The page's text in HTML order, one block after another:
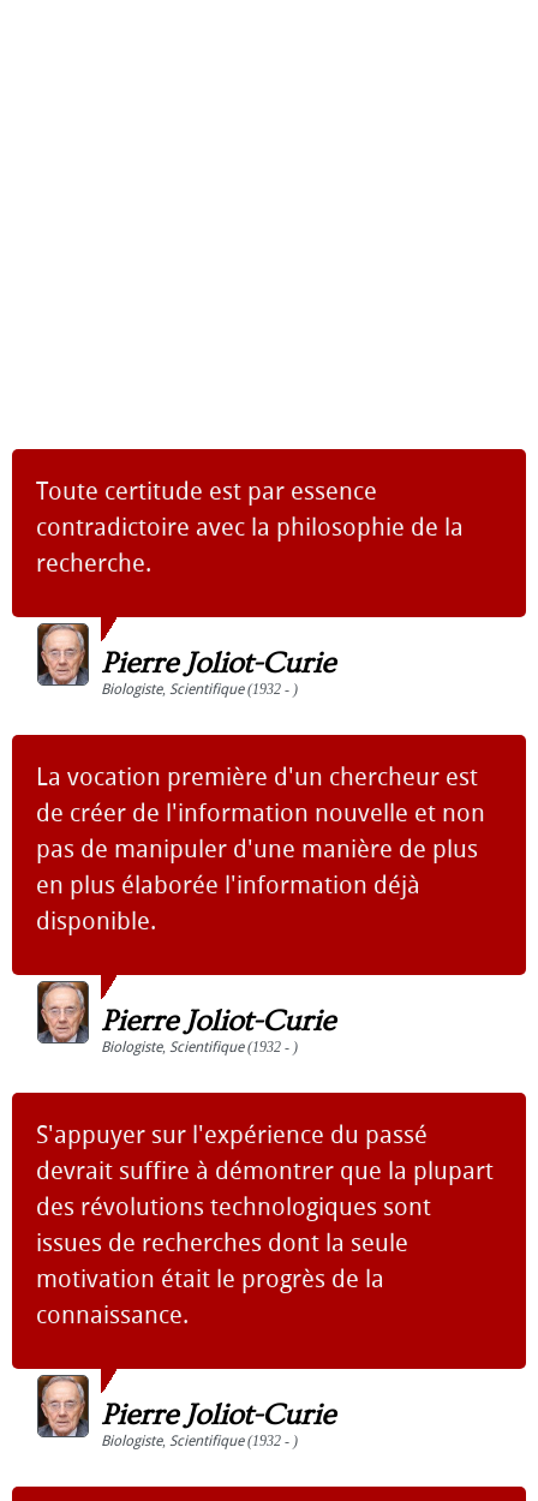
Toute certitude est par essence
contradictoire avec la philosophie de la
recherche.
Pierre Joliot-Curie
Biologiste, Scientifique(1932 - )
La vocation première d'un chercheur est
de créer de l'information nouvelle et non
pas de manipuler d'une manière de plus
en plus élaborée l'information déjà
disponible.
Pierre Joliot-Curie
Biologiste, Scientifique(1932 - )
S'appuyer sur l'expérience du passé
devrait suffire à démontrer que la plupart
des révolutions technologiques sont
issues de recherches dont la seule
motivation était le progrès de la
connaissance.
Pierre Joliot-Curie
Biologiste, Scientifique(1932 - )